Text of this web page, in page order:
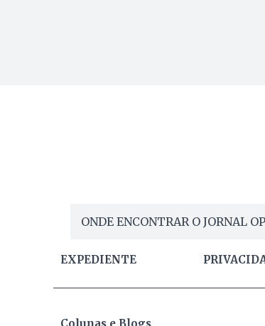
ONDE ENCONTRAR O JORNAL
EXPEDIENTE